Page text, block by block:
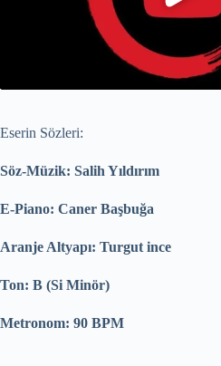
Eserin Sözleri:
Söz-Müzik: Salih Yıldırım
E-Piano: Caner Başbuğa
Aranje Altyapı: Turgut ince
Ton: B (Si Minör)
Metronom: 90 BPM